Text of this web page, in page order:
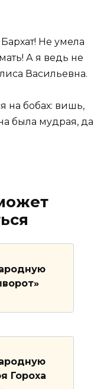
Не умела
А я ведь не
Васильевна.
на бобах: вишь,
была мудрая, да
Гороха